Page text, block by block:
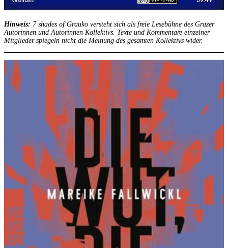
Hin­weis: 7 shades of Grau­ko ver­steht sich als freie Lese­büh­ne des Gra­zer
Autorin­nen und Autorin­nen Kol­lek­tivs. Tex­te und Kom­men­ta­re ein­zel­ner
Mit­glie­der spie­geln nicht die Mei­nung des gesam­ten Kol­lek­tivs wider.